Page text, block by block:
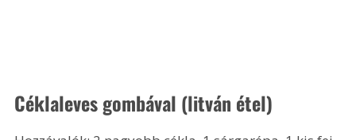
Céklaleves gombával (litván étel)